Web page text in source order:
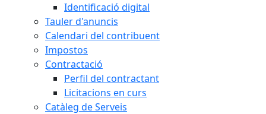
Identificació digital
Tauler d'anuncis
Calendari del contribuent
Impostos
Contractació
Perfil del contractant
Licitacions en curs
Catàleg de Serveis